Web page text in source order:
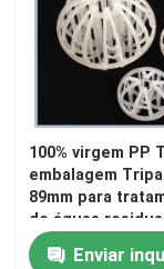
100% virgem PP
embalagem
89mm para
de águas
Enviar